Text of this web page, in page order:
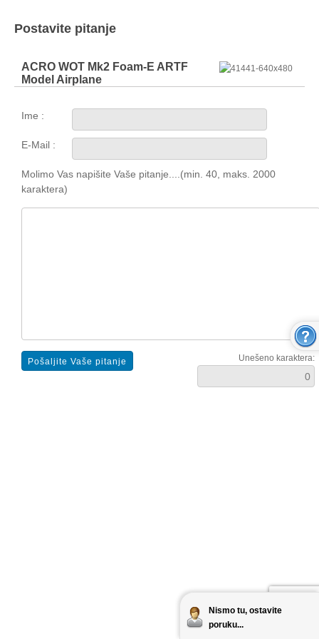
Nismo tu, ostavite
poruku...
Postavite pitanje
ACRO WOT Mk2 Foam-E ARTF
Model Airplane
Ime :
E-Mail :
Molimo Vas napišite Vaše pitanje....(min. 40, maks. 2000
karaktera)
Unešeno karaktera: